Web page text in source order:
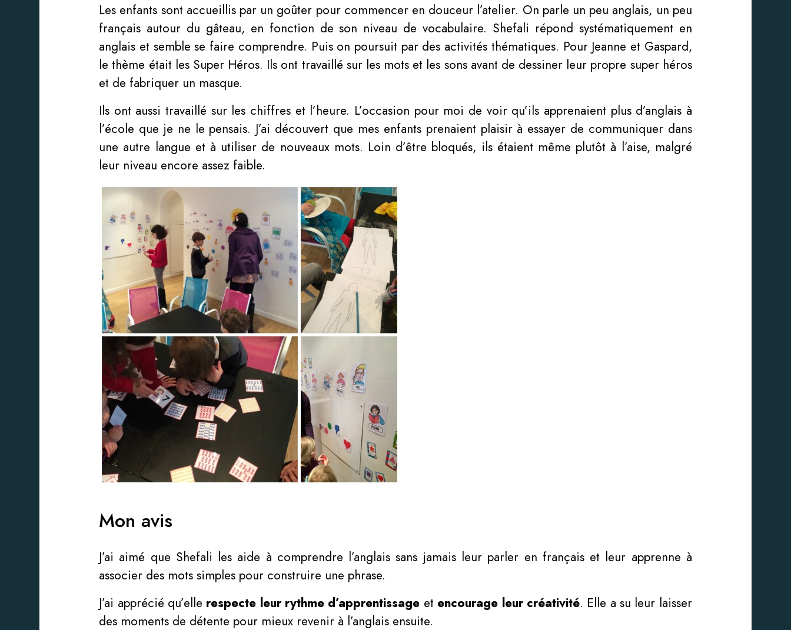
Les enfants sont accueillis par un goûter pour commencer en douceur l’atelier. On parle un peu anglais, un peu
français autour du gâteau, en fonction de son niveau de vocabulaire. Shefali répond systématiquement en
anglais et semble se faire comprendre. Puis on poursuit par des activités thématiques. Pour Jeanne et Gaspard,
le thème était les Super Héros. Ils ont travaillé sur les mots et les sons avant de dessiner leur propre super héros
et de fabriquer un masque.
Ils ont aussi travaillé sur les chiffres et l’heure. L’occasion pour moi de voir qu’ils apprenaient plus d’anglais à
l’école que je ne le pensais. J’ai découvert que mes enfants prenaient plaisir à essayer de communiquer dans
une autre langue et à utiliser de nouveaux mots. Loin d’être bloqués, ils étaient même plutôt à l’aise, malgré
leur niveau encore assez faible.
Mon avis
J’ai aimé que Shefali les aide à comprendre l’anglais sans jamais leur parler en français et leur apprenne à
associer des mots simples pour construire une phrase.
J’ai apprécié qu’elle respecte leur rythme d’apprentissage et encourage leur créativité. Elle a su leur laisser
des moments de détente pour mieux revenir à l’anglais ensuite.